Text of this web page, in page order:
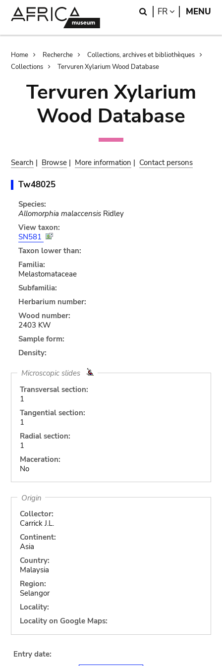
Search
FR LANGUAGE
MENU
Breadcrumb
Home Recherche
Collections, archives et bibliothèques
Collections
Tervuren Xylarium Wood Database
Tervuren Xylarium
Wood Database
Search | Browse | More information | Contact persons
Tw48025
Species:
Allomorphia malaccensisRidley
View taxon:
SN581
Taxon lower than:
Familia:
Melastomataceae
Subfamilia:
Herbarium number:
Wood number:
2403 KW
Sample form:
Density:
Microscopic slides
Transversal section:
1
Tangential section:
1
Radial section:
1
Maceration:
No
Origin
Collector:
Carrick J.L.
Continent:
Asia
Country:
Malaysia
Region:
Selangor
Locality:
Locality on Google Maps:
Entry date: